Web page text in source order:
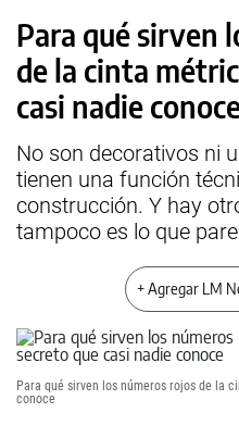
Para qué sirven
de la cinta
casi nadie
No son decorativos ni
tienen una función
construcción. Y hay
tampoco es lo que
+ Agregar LM
Para qué sirven los números rojos de la
conoce